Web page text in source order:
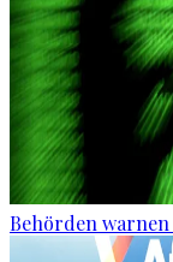
Behörden